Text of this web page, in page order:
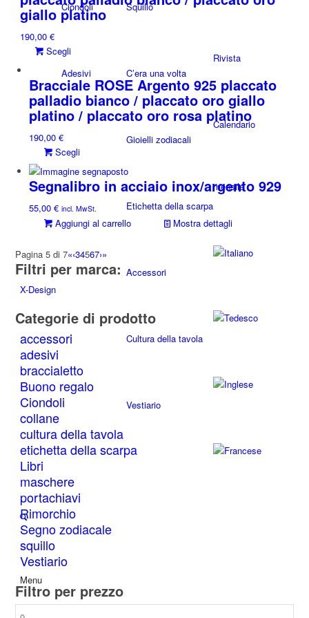
Ciondoli
Adesivi
Squillo
C’era una volta
Gioielli zodiacali
Etichetta della scarpa
Accessori
Cultura della tavola
Vestiario
Rivista
Calendario
mensile
Menu
giallo platino
190,00€
Scegli
ha
più
varianti.
Le
scelte
nella
pagina
del
Bracciale ROSE Argento 925 placcato
palladio bianco / placcato oro giallo
platino / placcato oro rosa platino
190,00€
Scegli
ha
più
varianti.
Le
possono
essere
del
prodotto
Segnalibro in acciaio inox/argento 929
55,00€ incl. MwSt.
Aggiungi al carrello Mostra dettagli
Pagina 5 di 7«‹34567›»
Filtri per marca:
X-Design
Categorie di prodotto
accessori
adesivi
braccialetto
Buono regalo
Ciondoli
collane
cultura della tavola
etichetta della scarpa
Libri
maschere
portachiavi
Rimorchio
Segno zodiacale
squillo
Vestiario
Filtro per prezzo